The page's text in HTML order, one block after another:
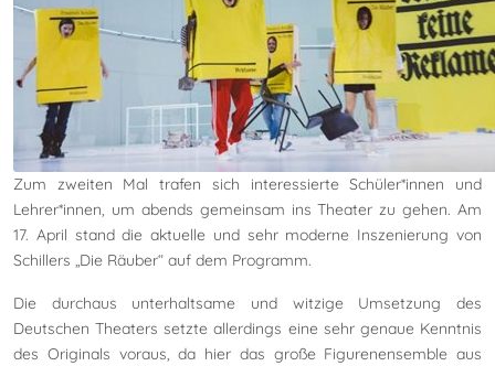
Zum zweiten Mal trafen sich interessierte Schüler*innen und
Lehrer*innen, um abends gemeinsam ins Theater zu gehen. Am
17. April stand die aktuelle und sehr moderne Inszenierung von
Schillers „Die Räuber“ auf dem Programm.
Die durchaus unterhaltsame und witzige Umsetzung des
Deutschen Theaters setzte allerdings eine sehr genaue Kenntnis
des Originals voraus, da hier das große Figurenensemble aus